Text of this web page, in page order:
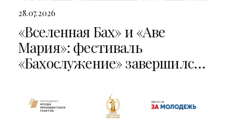
28.07.2026
«Вселенная Бах» и «Аве
Мария»: фестиваль
«Бахослужение» завершился